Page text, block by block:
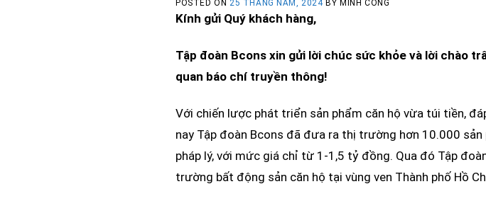
POSTED ON 25 THÁNG NĂM, 2024BY MINH CÔNG
Kính gửi Quý khách hàng,
Tập đoàn Bcons xin gửi lời chúc sức khỏe và lời chào
quan báo chí truyền thông!
Với chiến lược phát triển sản phẩm căn hộ vừa túi tiền,
nay Tập đoàn Bcons đã đưa ra thị trường hơn 10.000
pháp lý, với mức giá chỉ từ 1-1,5 tỷ đồng. Qua đó Tập
trường bất động sản căn hộ tại vùng ven Thành phố Hồ